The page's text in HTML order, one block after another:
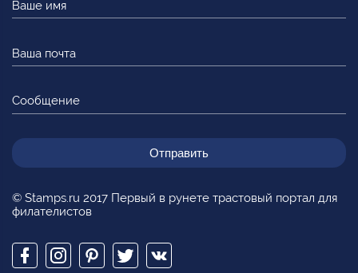
© Stamps.ru 2017 Первый в рунете трастовый портал для
филателистов
имя
почта
Сообщение